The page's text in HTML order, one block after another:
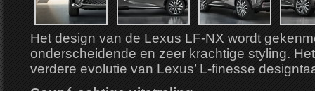
Het design van de Lexus LF-NX wordt
onderscheidende en zeer krachtige styling.
verdere evolutie van Lexus’ L-finesse